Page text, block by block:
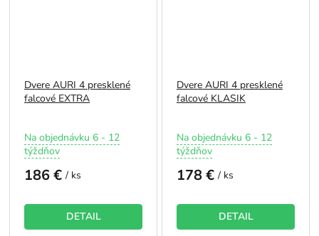
Dvere AURI 4 presklené
falcové EXTRA
Priemerné
hodnotenie
z
5
hviezdičiek.
Na objednávku 6 - 12
týždňov
186 € / ks
DETAIL
Dvere AURI 4 presklené
falcové KLASIK
Priemerné
hodnotenie
z
5
hviezdičiek.
Na objednávku 6 - 12
týždňov
178 € / ks
DETAIL